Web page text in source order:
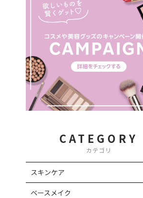
CATEGORY
カテゴリ
スキンケア
ベースメイク